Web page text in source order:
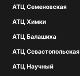
АТЦ Семеновская
АТЦ Химки
АТЦ Балашиха
АТЦ Севастопольская
АТЦ Научный